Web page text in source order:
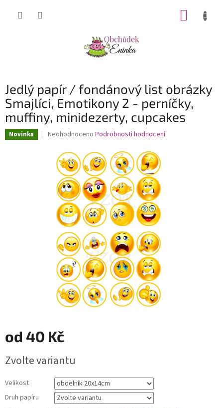
Jedlý papír / fondánový list obrázky
Smajlíci, Emotikony 2 - perníčky,
muffiny, minidezerty, cupcakes
Novinka
Průměrné
produktu
hvězdiček.
Neohodnoceno Podrobnosti hodnocení
od 40 Kč
cena:
Zvolte variantu
Velikost
Druh papíru